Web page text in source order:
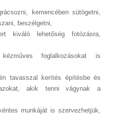
kemencében sütögetni,
beszélgetni,
kiváló lehetőség fotózásra,
foglalkozásokat is
tavasszal kerítés építésbe és
akik tenni vágynak a
munkáját is szervezhetjük,